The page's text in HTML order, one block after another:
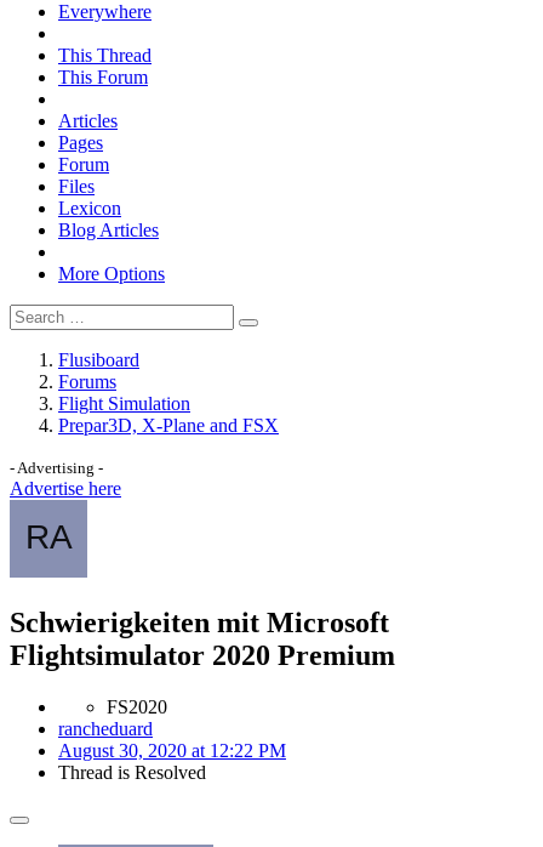
Everywhere
This Thread
This Forum
Articles
Pages
Forum
Files
Lexicon
Blog Articles
More Options
Flusiboard
Forums
Flight Simulation
Prepar3D, X-Plane and FSX
- Advertising -
Advertise here
Schwierigkeiten mit Microsoft
Flightsimulator 2020 Premium
FS2020
rancheduard
August 30, 2020 at 12:22 PM
Thread is Resolved